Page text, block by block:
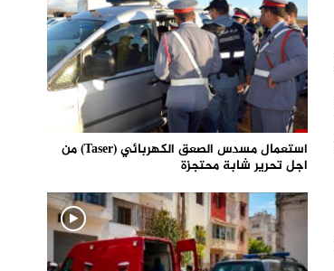
استعمال مسدس الصعق الكهربائي (Taser) من
اجل تحرير شابة محتجزة